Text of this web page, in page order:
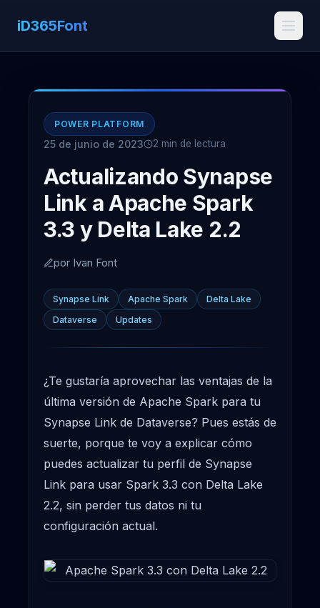
iD365Font
POWER PLATFORM
25 de junio de 2023 2 min de lectura
Actualizando Synapse
Link a Apache Spark
3.3 y Delta Lake 2.2
por Ivan Font
Synapse Link Apache Spark
Delta Lake
Dataverse
Updates
¿Te gustaría aprovechar las ventajas de la
última versión de Apache Spark para tu
Synapse Link de Dataverse? Pues estás de
suerte, porque te voy a explicar cómo
puedes actualizar tu perfil de Synapse
Link para usar Spark 3.3 con Delta Lake
2.2, sin perder tus datos ni tu
configuración actual.